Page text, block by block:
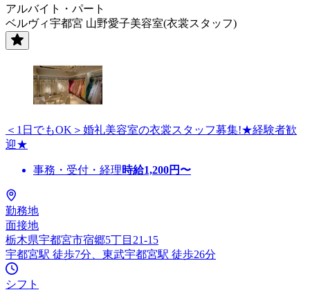
アルバイト・パート
ベルヴィ宇都宮 山野愛子美容室(衣裳スタッフ)
＜1日でもOK＞婚礼美容室の衣裳スタッフ募集!★経験者歓
迎★
事務・受付・経理時給1,200円〜
勤務地
面接地
栃木県宇都宮市宿郷5丁目21-15
宇都宮駅 徒歩7分、東武宇都宮駅 徒歩26分
シフト